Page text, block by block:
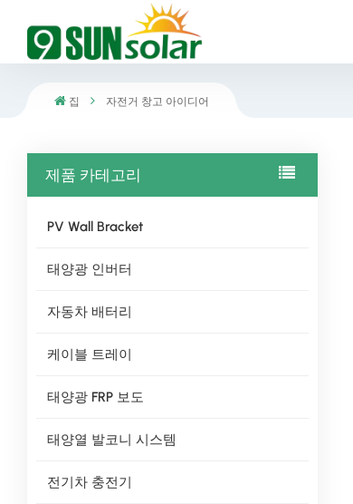
집 자전거 창고 아이디어
제품 카테고리
PV Wall Bracket
태양광 인버터
자동차 배터리
케이블 트레이
태양광 FRP 보도
태양열 발코니 시스템
전기차 충전기